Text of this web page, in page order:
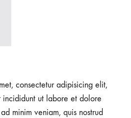
consectetur adipisicing elit,
incididunt ut labore et dolore
minim veniam, quis nostrud